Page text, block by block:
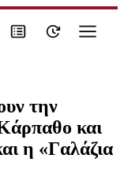
την
και
η «Γαλάζια